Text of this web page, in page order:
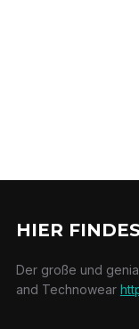
HIER
Der große und
and Technowear